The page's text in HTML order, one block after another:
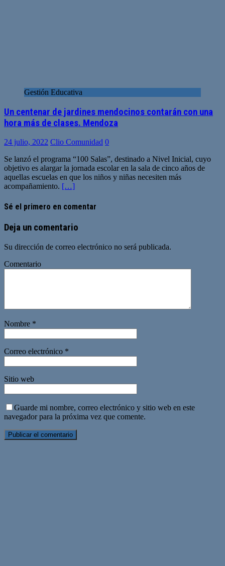
Gestión Educativa
Un centenar de jardines mendocinos contarán con una
hora más de clases. Mendoza
24 julio, 2022 Clio Comunidad 0
Se lanzó el programa “100 Salas”, destinado a Nivel Inicial, cuyo
objetivo es alargar la jornada escolar en la sala de cinco años de
aquellas escuelas en que los niños y niñas necesiten más
acompañamiento. […]
Sé el primero en comentar
Deja un comentario
Su dirección de correo electrónico no será publicada.
Comentario
Nombre *
Correo electrónico *
Sitio web
Guarde mi nombre, correo electrónico y sitio web en este
navegador para la próxima vez que comente.